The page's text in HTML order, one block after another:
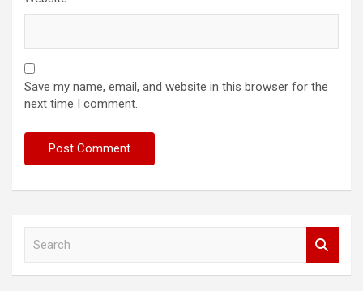
Save my name, email, and website in this browser for the
next time I comment.